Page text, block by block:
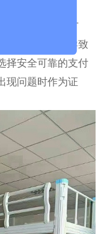
货时间和物流方
免因物流问题导致
择安全可靠的支付
现问题时作为证